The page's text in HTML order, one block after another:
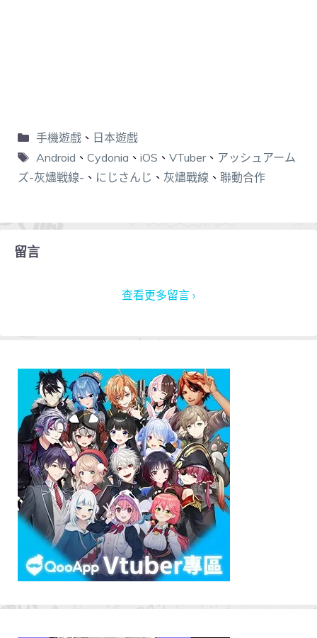
手機遊戲、 日本遊戲
Android 、 Cydonia 、 iOS 、 VTuber、 アッシュアーム
ズ-灰燼戦線- 、 にじさんじ 、 灰燼戰線 、 聯動合作
留言
查看更多留言 ›